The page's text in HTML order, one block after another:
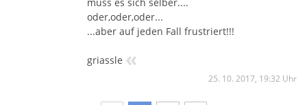
oder,oder,oder...
...aber auf jeden Fall frustriert!!!
griassle «
25. 10. 2017, 19:32 Uhr